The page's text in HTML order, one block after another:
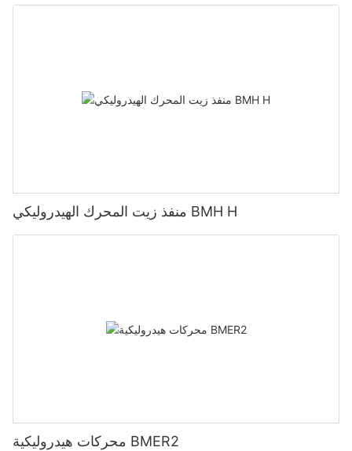
منفذ زيت المحرك الهيدروليكي BMH H
محركات هيدروليكية BMER2